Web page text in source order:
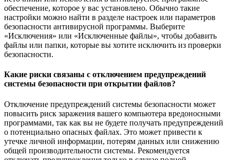
обеспечение, которое у вас установлено. Обычно такие
настройки можно найти в разделе настроек или параметров
безопасности антивирусной программы. Выберите
«Исключения» или «Исключенные файлы», чтобы добавить
файлы или папки, которые вы хотите исключить из проверки
безопасности.
Какие риски связаны с отключением предупреждений
системы безопасности при открытии файлов?
Отключение предупреждений системы безопасности может
повысить риск заражения вашего компьютера вредоносными
программами, так как вы не будете получать предупреждений
о потенциально опасных файлах. Это может привести к
утечке личной информации, потерям данных или снижению
общей производительности системы. Рекомендуется